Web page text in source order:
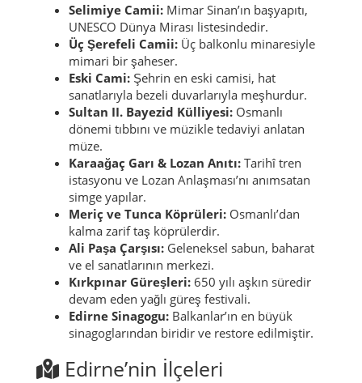
Selimiye Camii: Mimar Sinan’ın başyapıtı,
UNESCO Dünya Mirası listesindedir.
Üç Şerefeli Camii: Üç balkonlu minaresiyle
mimari bir şaheser.
Eski Cami: Şehrin en eski camisi, hat
sanatlarıyla bezeli duvarlarıyla meşhurdur.
Sultan II. Bayezid Külliyesi: Osmanlı
dönemi tıbbını ve müzikle tedaviyi anlatan
müze.
Karaağaç Garı & Lozan Anıtı: Tarihî tren
istasyonu ve Lozan Anlaşması’nı anımsatan
simge yapılar.
Meriç ve Tunca Köprüleri: Osmanlı’dan
kalma zarif taş köprülerdir.
Ali Paşa Çarşısı: Geleneksel sabun, baharat
ve el sanatlarının merkezi.
Kırkpınar Güreşleri: 650 yılı aşkın süredir
devam eden yağlı güreş festivali.
Edirne Sinagogu: Balkanlar’ın en büyük
sinagoglarından biridir ve restore edilmiştir.
Edirne’nin İlçeleri